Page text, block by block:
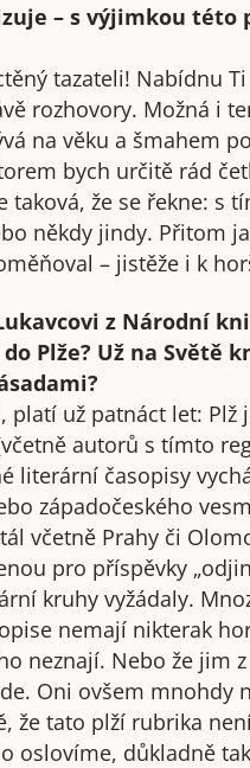
– s výjimkou
tazateli! Nabídnu
rozhovory. Možná i
na věku a šmahem
bych určitě rád
taková, že se řekne: s
někdy jindy. Přitom
– jistěže i k
z Národní
Plže? Už na Světě
platí už patnáct let:
autorů s tímto
literární časopisy
západočeského
včetně Prahy či
pro příspěvky
kruhy vyžádaly.
nemají nikterak
neznají. Nebo že jim
Oni ovšem mnohdy
že tato plží rubrika
oslovíme, důkladně